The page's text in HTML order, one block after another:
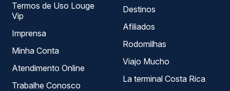
Termos de Uso Louge
Vip
Imprensa
Minha Conta
Atendimento Online
Trabalhe Conosco
Destinos
Afiliados
Rodomilhas
Viajo Mucho
La terminal Costa Rica